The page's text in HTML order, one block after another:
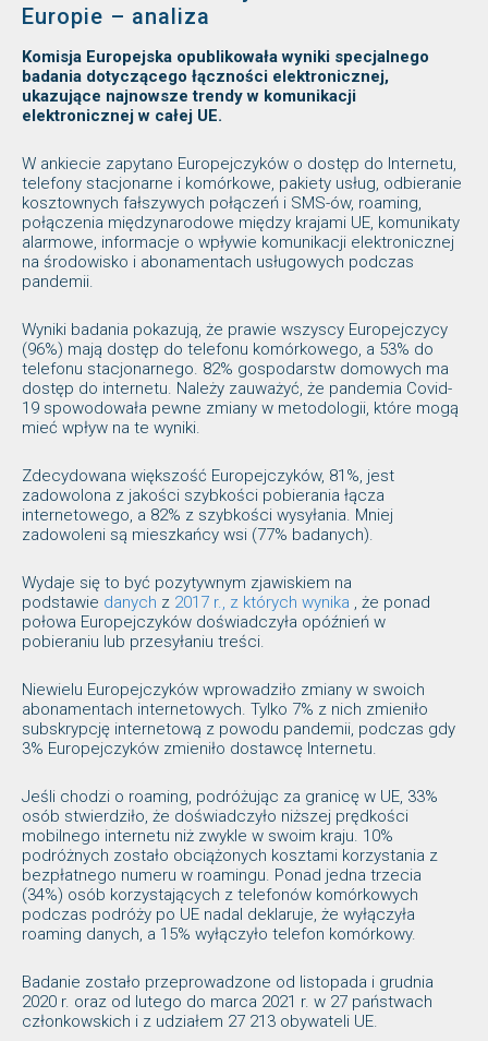
Europie – analiza
Komisja Europejska opublikowała wyniki specjalnego
badania dotyczącego łączności elektronicznej,
ukazujące najnowsze trendy w komunikacji
elektronicznej w całej UE.
W ankiecie zapytano Europejczyków o dostęp do Internetu,
telefony stacjonarne i komórkowe, pakiety usług, odbieranie
kosztownych fałszywych połączeń i SMS-ów, roaming,
połączenia międzynarodowe między krajami UE, komunikaty
alarmowe, informacje o wpływie komunikacji elektronicznej
na środowisko i abonamentach usługowych podczas
pandemii.
Wyniki badania pokazują, że prawie wszyscy Europejczycy
(96%) mają dostęp do telefonu komórkowego, a 53% do
telefonu stacjonarnego. 82% gospodarstw domowych ma
dostęp do internetu. Należy zauważyć, że pandemia Covid-
19 spowodowała pewne zmiany w metodologii, które mogą
mieć wpływ na te wyniki.
Zdecydowana większość Europejczyków, 81%, jest
zadowolona z jakości szybkości pobierania łącza
internetowego, a 82% z szybkości wysyłania. Mniej
zadowoleni są mieszkańcy wsi (77% badanych).
Wydaje się to być pozytywnym zjawiskiem na
podstawie danych z 2017 r., z których wynika , że ponad
połowa Europejczyków doświadczyła opóźnień w
pobieraniu lub przesyłaniu treści.
Niewielu Europejczyków wprowadziło zmiany w swoich
abonamentach internetowych. Tylko 7% z nich zmieniło
subskrypcję internetową z powodu pandemii, podczas gdy
3% Europejczyków zmieniło dostawcę Internetu.
Jeśli chodzi o roaming, podróżując za granicę w UE, 33%
osób stwierdziło, że doświadczyło niższej prędkości
mobilnego internetu niż zwykle w swoim kraju. 10%
podróżnych zostało obciążonych kosztami korzystania z
bezpłatnego numeru w roamingu. Ponad jedna trzecia
(34%) osób korzystających z telefonów komórkowych
podczas podróży po UE nadal deklaruje, że wyłączyła
roaming danych, a 15% wyłączyło telefon komórkowy.
Badanie zostało przeprowadzone od listopada i grudnia
2020 r. oraz od lutego do marca 2021 r. w 27 państwach
członkowskich i z udziałem 27 213 obywateli UE.